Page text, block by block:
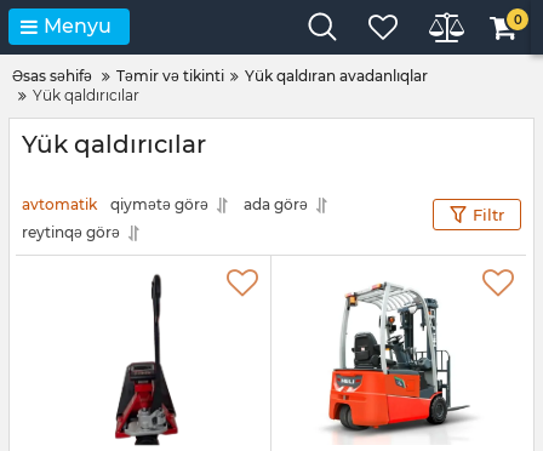
Menyu 0
Əsas səhifə Təmir və tikinti
Yük qaldıran avadanlıqlar
Yük qaldırıcılar
Yük qaldırıcılar
avtomatik qiymətə görə
ada görə
reytinqə görə
Filtr